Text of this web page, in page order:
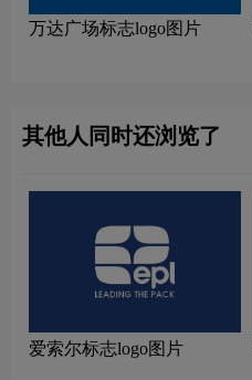
万达广场标志logo图片
其他人同时还浏览了
爱索尔标志logo图片